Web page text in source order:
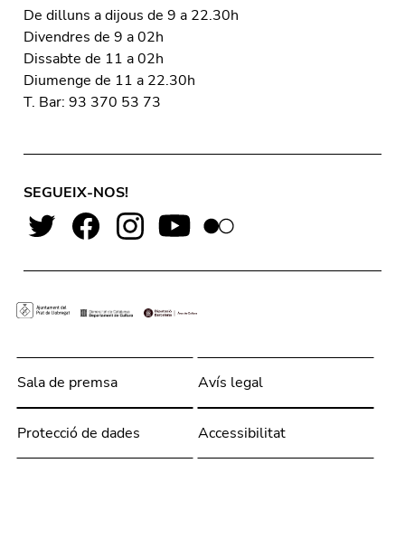
De dilluns a dijous de 9 a 22.30h
Divendres de 9 a 02h
Dissabte de 11 a 02h
Diumenge de 11 a 22.30h
T. Bar: 93 370 53 73
SEGUEIX-NOS!
Sala de premsa Avís legal
Protecció de dades Accessibilitat